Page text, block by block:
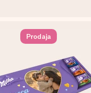
Prodaja